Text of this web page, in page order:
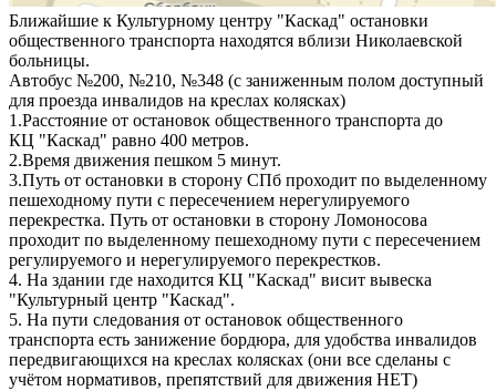
Ближайшие к Культурному центру "Каскад" остановки
общественного транспорта находятся вблизи Николаевской
больницы.
Автобус №200, №210, №348 (с заниженным полом доступный
для проезда инвалидов на креслах колясках)
1.Расстояние от остановок общественного транспорта до
КЦ "Каскад" равно 400 метров.
2.Время движения пешком 5 минут.
3.Путь от остановки в сторону СПб проходит по выделенному
пешеходному пути с пересечением нерегулируемого
перекрестка. Путь от остановки в сторону Ломоносова
проходит по выделенному пешеходному пути с пересечением
регулируемого и нерегулируемого перекрестков.
4. На здании где находится КЦ "Каскад" висит вывеска
"Культурный центр "Каскад".
5. На пути следования от остановок общественного
транспорта есть занижение бордюра, для удобства инвалидов
передвигающихся на креслах колясках (они все сделаны с
учётом нормативов, препятствий для движения НЕТ)